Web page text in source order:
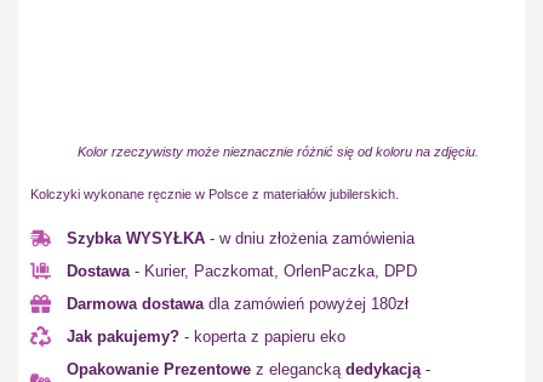
Kolor rzeczywisty może nieznacznie różnić się od koloru na zdjęciu.
Kolczyki wykonane ręcznie w Polsce z materiałów jubilerskich.
Szybka WYSYŁKA - w dniu złożenia zamówienia
Dostawa- Kurier, Paczkomat, OrlenPaczka, DPD
Darmowa dostawadla zamówień powyżej 180zł
Jak pakujemy? - koperta z papieru eko
Opakowanie Prezentowe z eleganckądedykacją-